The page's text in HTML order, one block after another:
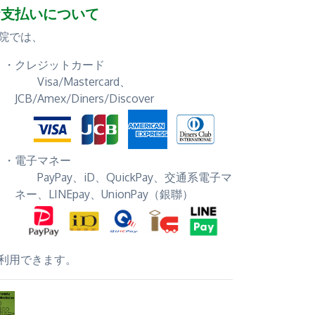
払いについて
では、
クレジットカード
Visa/Mastercard、
JCB/Amex/Diners/Discover
電子マネー
PayPay、iD、QuickPay、交通系電子マ
ネー、LINEpay、UnionPay（銀聯）
用できます。